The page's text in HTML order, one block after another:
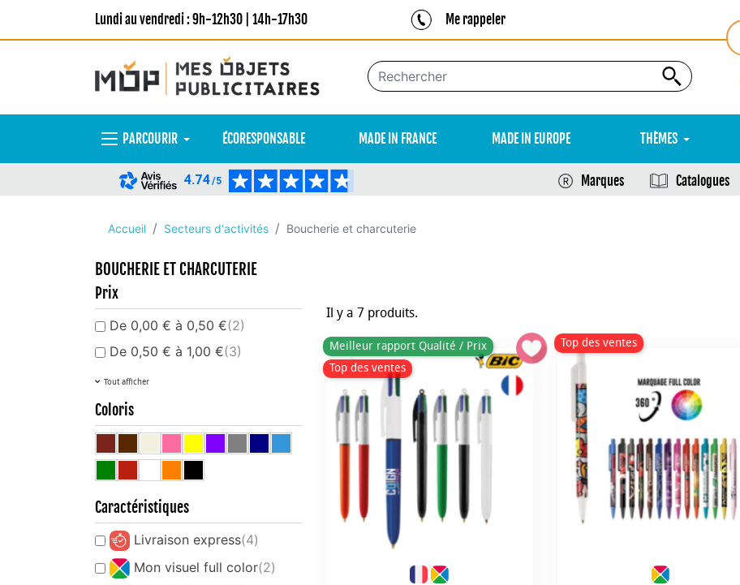
Lundi au vendredi : 9h-12h30 | 14h-17h30
Me rappeler
PARCOURIR ÉCORESPONSABLE MADE IN FRANCE MADE IN EUROPE THÈMES
4.74/5 Marques Catalogues
Accueil Secteurs d'activités Boucherie et charcuterie
BOUCHERIE ET CHARCUTERIE
Prix
De 0,00 € à 0,50 €(2)
De 0,50 € à 1,00 €(3)
Tout afficher
Coloris
Caractéristiques
Livraison express(4)
Mon visuel full color(2)
Il y a 7 produits.
Meilleur rapport Qualité / Prix
Top des ventes
Personnalisation incluse
Top des ventes
Personnalisation incluse